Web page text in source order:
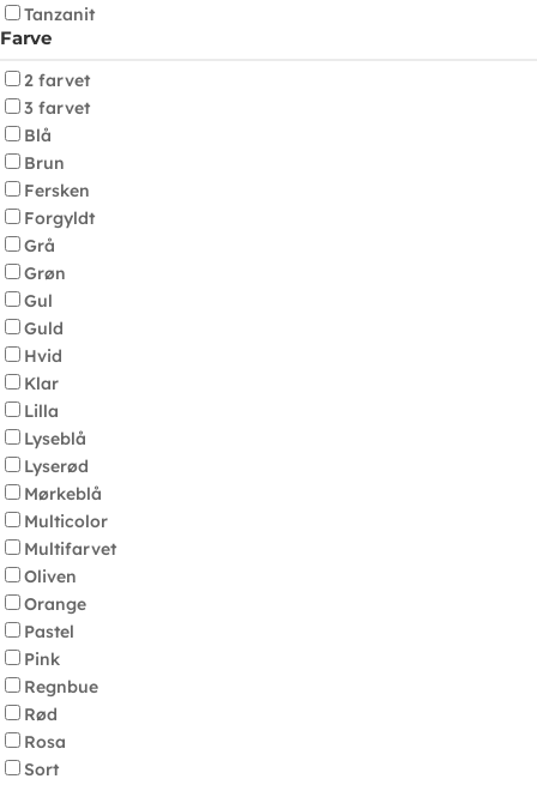
Tanzanit
Farve
2 farvet
3 farvet
Blå
Brun
Fersken
Forgyldt
Grå
Grøn
Gul
Guld
Hvid
Klar
Lilla
Lyseblå
Lyserød
Mørkeblå
Multicolor
Multifarvet
Oliven
Orange
Pastel
Pink
Regnbue
Rød
Rosa
Sort